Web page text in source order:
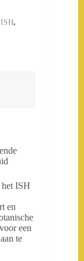
ISH,
ISH
en
een
te